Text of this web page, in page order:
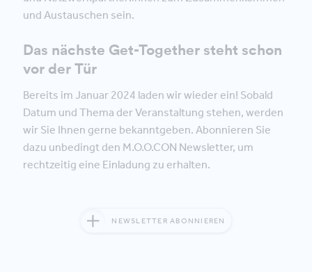
und Austauschen sein.
Das nächste Get-Together steht schon
vor der Tür
Bereits im Januar 2024 laden wir wieder ein! Sobald
Datum und Thema der Veranstaltung stehen, werden
wir Sie Ihnen gerne bekanntgeben. Abonnieren Sie
dazu unbedingt den M.O.O.CON Newsletter, um
rechtzeitig eine Einladung zu erhalten.
NEWSLETTER ABONNIEREN